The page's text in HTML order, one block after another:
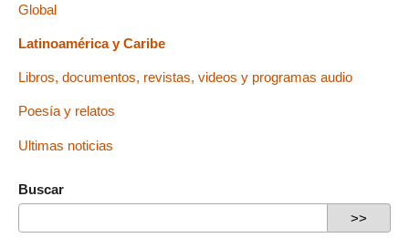
Global
Latinoamérica y Caribe
Libros, documentos, revistas, videos y programas audio
Poesía y relatos
Ultimas noticias
Buscar